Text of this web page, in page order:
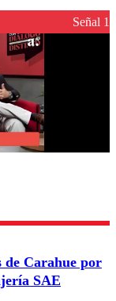
un
comentario
Señal 1
de Carahue por
SAE